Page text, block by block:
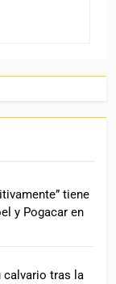
tiene
y Pogacar en
calvario tras la